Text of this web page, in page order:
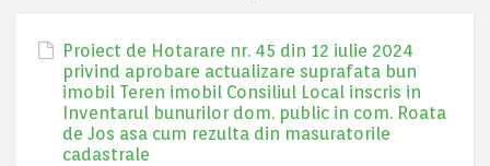
Proiect de Hotarare nr. 45 din 12 iulie 2024
privind aprobare actualizare suprafata bun
imobil Teren imobil Consiliul Local inscris in
Inventarul bunurilor dom. public in com. Roata
de Jos asa cum rezulta din masuratorile
cadastrale